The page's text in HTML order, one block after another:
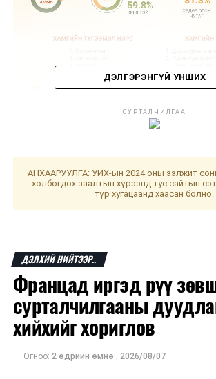
“Тархцын хяналт-2025” нэгдсэн арга
хүрээнд 21 гэмт хэргийг илрүүллээ
ӨМНӨХ МЭДЭЭ
Нийгмийн даатгалын сангийн хөрөнгө
төгрөгөөр дахин арвижлаа
ДЭЛГЭРЭНГҮЙ УНШИХ
СУРТАЛЧИЛГАА
АНХААРУУЛГА: УИХ-ын 2024 оны ээлжит
холбогдох заалтын хүрээнд тус сайтын
түр хугацаанд хаасан болно.
ДЭЛХИЙ НИЙТЭЭР..
Францад иргэд рүү
сурталчилгааны
хийхийг хориглов
Огноо: 2 өдрийн өмнө , 2026/08/07